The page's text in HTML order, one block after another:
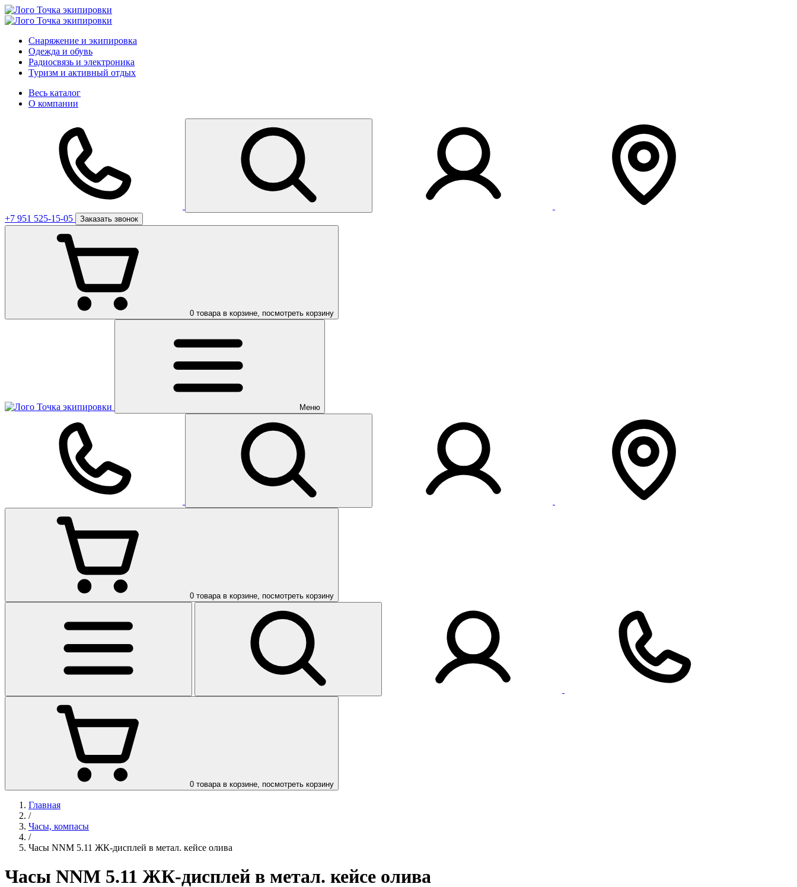
Снаряжение и экипировка
Одежда и обувь
Радиосвязь и электроника
Туризм и активный отдых
Весь каталог
О компании
+7 951 525-15-05 Заказать звонок
0 товара в корзине, посмотреть корзину
Меню
0 товара в корзине, посмотреть корзину
0 товара в корзине, посмотреть корзину
Главная
/
Часы, компасы
/
Часы NNM 5.11 ЖК-дисплей в метал. кейсе олива
Часы NNM 5.11 ЖК-дисплей в метал. кейсе олива